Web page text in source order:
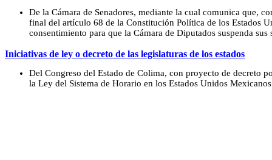
De la Cámara de Senadores, mediante la cual comunica que,
final del artículo 68 de la Constitución Política de los Estados
consentimiento para que la Cámara de Diputados suspenda sus
Iniciativas de ley o decreto de las legislaturas de los estados
Del Congreso del Estado de Colima, con proyecto de decreto
la Ley del Sistema de Horario en los Estados Unidos Mexicanos